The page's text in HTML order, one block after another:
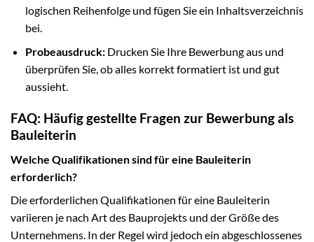
logischen Reihenfolge und fügen Sie ein Inhaltsverzeichnis
bei.
Probeausdruck:Drucken Sie Ihre Bewerbung aus und
überprüfen Sie, ob alles korrekt formatiert ist und gut
aussieht.
FAQ: Häufig gestellte Fragen zur Bewerbung als
Bauleiterin
Welche Qualifikationen sind für eine Bauleiterin
erforderlich?
Die erforderlichen Qualifikationen für eine Bauleiterin
variieren je nach Art des Bauprojekts und der Größe des
Unternehmens. In der Regel wird jedoch ein abgeschlossenes